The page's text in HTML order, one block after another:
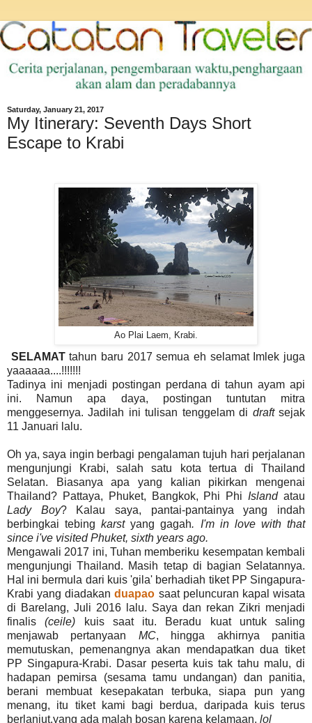
Saturday, January 21, 2017
My Itinerary: Seventh Days Short
Escape to Krabi
Ao Plai Laem, Krabi.
SELAMATtahun baru 2017 semua eh selamat Imlek juga
yaaaaaa....!!!!!!!
Tadinya ini menjadi postingan perdana di tahun ayam api
ini. Namun apa daya, postingan tuntutan mitra
menggesernya. Jadilah ini tulisan tenggelam di draftsejak
11 Januari lalu.
Oh ya, saya ingin berbagi pengalaman tujuh hari perjalanan
mengunjungi Krabi, salah satu kota tertua di Thailand
Selatan. Biasanya apa yang kalian pikirkan mengenai
Thailand? Pattaya, Phuket, Bangkok, Phi PhiIsland atau
Lady Boy? Kalau saya, pantai-pantainya yang indah
berbingkai tebingkarstyang gagah. I'm in love with that
since i've visited Phuket, sixth years ago.
Mengawali 2017 ini, Tuhan memberiku kesempatan kembali
mengunjungi Thailand. Masih tetap di bagian Selatannya.
Hal ini bermula dari kuis 'gila' berhadiah tiket PP Singapura-
Krabi yang diadakanduapao saat peluncuran kapal wisata
di Barelang, Juli 2016 lalu. Saya dan rekan Zikri menjadi
finalis(ceile)
kuis saat itu. Beradu kuat untuk saling
menjawab pertanyaan MC, hingga akhirnya panitia
memutuskan, pemenangnya akan mendapatkan dua tiket
PP Singapura-Krabi. Dasar peserta kuis tak tahu malu, di
hadapan pemirsa (sesama tamu undangan) dan panitia,
berani membuat kesepakatan terbuka, siapa pun yang
menang, itu tiket kami bagi berdua, daripada kuis terus
berlanjut,yang ada malah bosan karena kelamaan. lol